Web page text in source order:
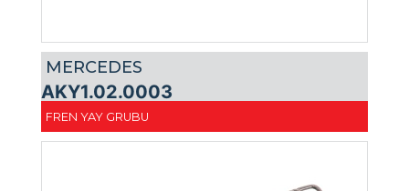
MERCEDES
AKY1.02.0003
FREN YAY GRUBU